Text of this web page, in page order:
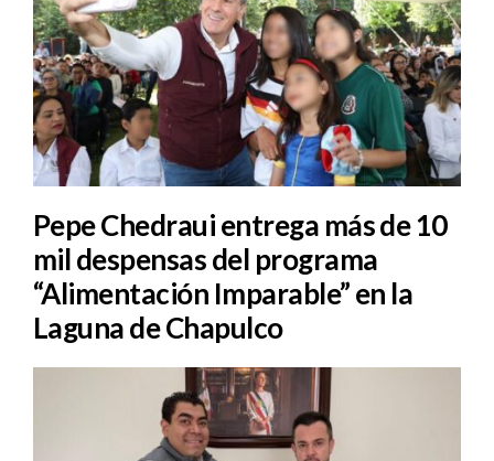
Pepe Chedraui entrega más de 10
mil despensas del programa
“Alimentación Imparable” en la
Laguna de Chapulco